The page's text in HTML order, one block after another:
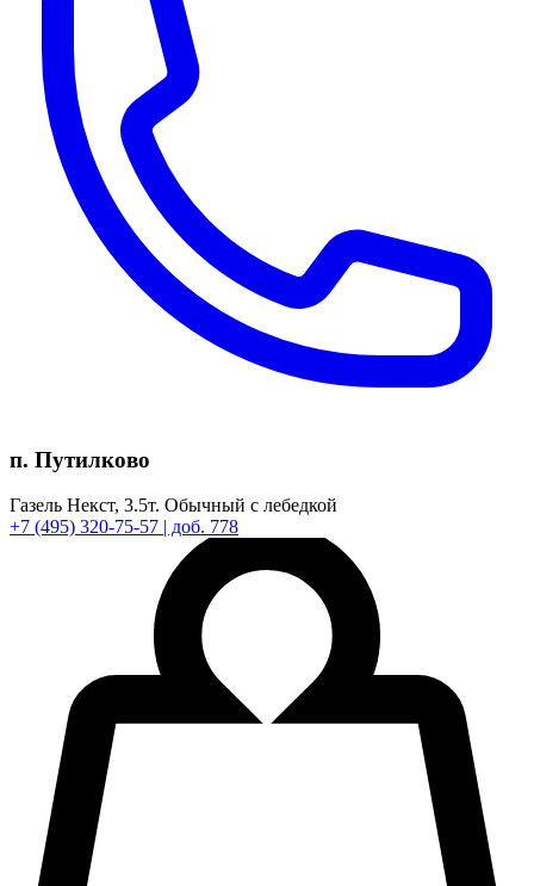
п. Путилково
Газель Некст, 3.5т. Обычный с лебедкой
+7 (495) 320-75-57 | доб. 778